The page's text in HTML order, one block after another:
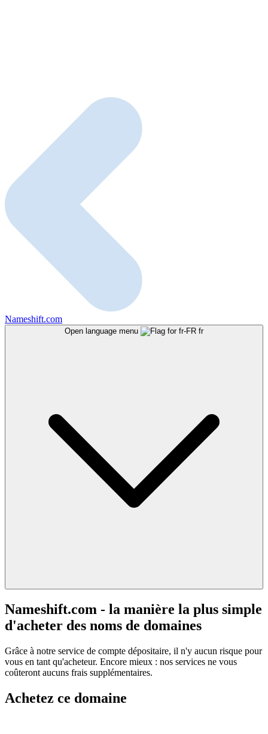
Nameshift.com
Open language menu fr
Nameshift.com - la manière la plus simple
d'acheter des noms de domaines
Grâce à notre service de compte dépositaire, il n'y aucun risque pour
vous en tant qu'acheteur. Encore mieux : nos services ne vous
coûteront aucuns frais supplémentaires.
Achetez ce domaine